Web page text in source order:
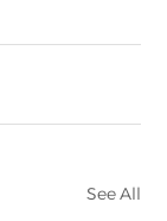
See All